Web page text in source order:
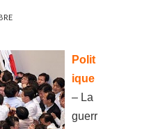
Polit
ique
– La
guerr